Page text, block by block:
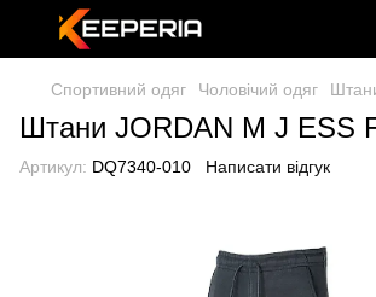
Спортивний одяг Чоловічий одяг
Штани JORDAN M J ESS
Артикул: DQ7340-010 Написати відгук